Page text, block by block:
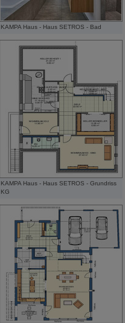
KAMPA Haus - Haus SETROS - Bad
KAMPA Haus - Haus SETROS - Grundriss
KG